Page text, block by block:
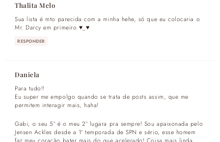
Thalita Melo
Sua lista é mto parecida com a minha hehe, só que eu colocaria o
Mr. Darcy em primeiro ♥_♥
RESPONDER
Daniela
Para tudo!!
Eu super me empolgo quando se trata de posts assim, que me
permitem interagir mais, haha!
Gabi, o seu 5º é o meu 2º lugara pra sempre! Sou apaixonada pelo
Jensen Ackles desde a 1ª temporada de SPN e sério, esse homem
faz meu coração bater mais do que acelerado! Coisa mais linda